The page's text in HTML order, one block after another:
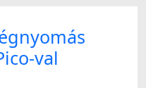
val